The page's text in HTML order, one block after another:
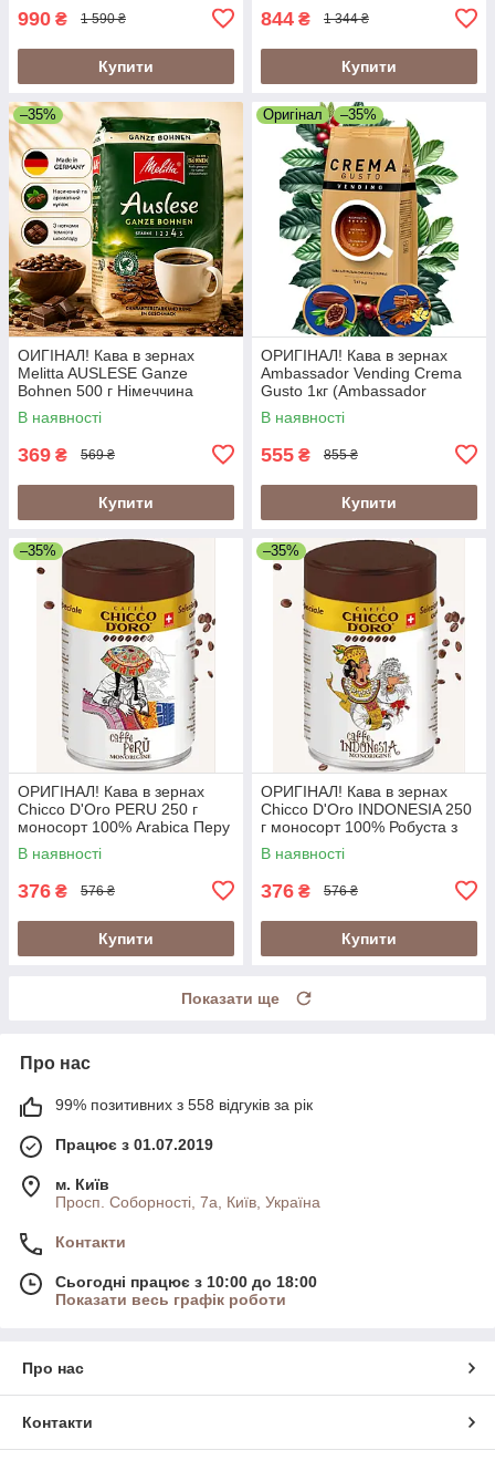
990 ₴ 1 590 ₴
Купити
844 ₴ 1 344 ₴
Купити
–35%
ОИГІНАЛ! Кава в зернах
Melitta AUSLESE Ganze
Bohnen 500 г Німеччина
В наявності
369 ₴ 569 ₴
Купити
Оригінал –35%
ОРИГІНАЛ! Кава в зернах
Ambassador Vending Crema
Gusto 1кг (Ambassador
Crema Gusto Vending)
В наявності
555 ₴ 855 ₴
Купити
–35%
ОРИГІНАЛ! Кава в зернах
Chicco D'Oro PERU 250 г
моносорт 100% Arabica Перу
у металевій банці
(Швейцарія)
В наявності
376 ₴ 576 ₴
Купити
–35%
ОРИГІНАЛ! Кава в зернах
Chicco D'Oro INDONESIA 250
г моносорт 100% Робуста з
вулканічних ґрунтів Індонезії
у банці (Швейцарія)
В наявності
376 ₴ 576 ₴
Купити
Показати ще
Про нас
99% позитивних з 558 відгуків за рік
Працює з 01.07.2019
м. Київ
Просп. Соборності, 7а, Київ, Україна
Контакти
Сьогодні працює з 10:00 до 18:00
Показати весь графік роботи
Про нас
Контакти